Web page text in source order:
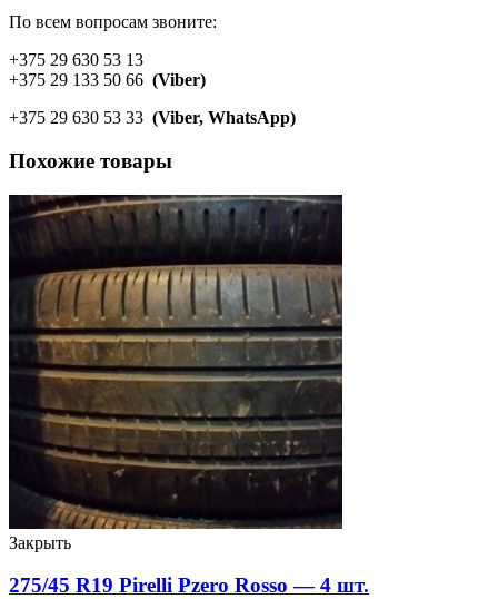
По всем вопросам звоните:
+375 29 630 53 13
+375 29 133 50 66 (Viber)
+375 29 630 53 33 (Viber, WhatsApp)
Похожие товары
Закрыть
275/45 R19 Pirelli Pzero Rosso — 4 шт.